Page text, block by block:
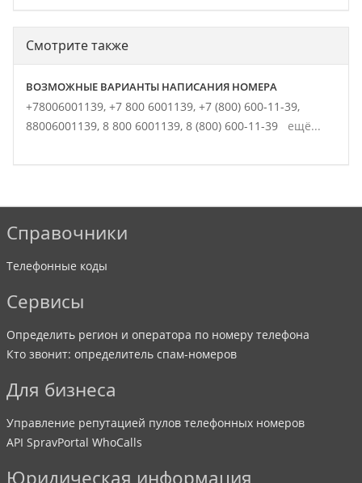
Смотрите также
ВОЗМОЖНЫЕ ВАРИАНТЫ НАПИСАНИЯ НОМЕРА
+78006001139, +7 800 6001139, +7 (800) 600-11-39,
88006001139, 8 800 6001139, 8 (800) 600-11-39 ещё...
Справочники
Телефонные коды
Сервисы
Определить регион и оператора по номеру телефона
Кто звонит: определитель спам-номеров
Для бизнеса
Управление репутацией пулов телефонных номеров
API SpravPortal WhoCalls
Юридическая информация